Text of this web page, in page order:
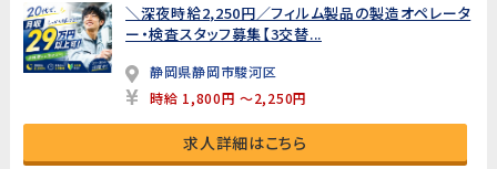
＼深夜時給2,250円／フィルム製品の製造オペレータ
ー・検査スタッフ募集【3交替...
静岡県静岡市駿河区
時給 1,800円 ～2,250円
求人詳細はこちら